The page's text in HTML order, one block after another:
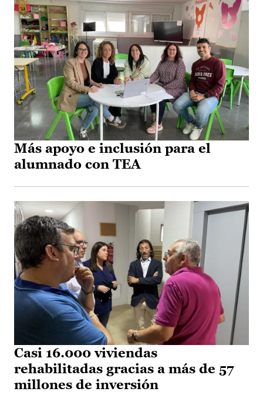
Más apoyo e inclusión para el
alumnado con TEA
Casi 16.000 viviendas
rehabilitadas gracias a más de 57
millones de inversión